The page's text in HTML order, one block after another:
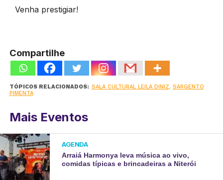
Venha prestigiar!
Compartilhe
TÓPICOS RELACIONADOS: SALA CULTURAL LEILA DINIZ, SARGENTO
PIMENTA
Mais Eventos
AGENDA
Arraiá Harmonya leva música ao vivo,
comidas típicas e brincadeiras a Niterói